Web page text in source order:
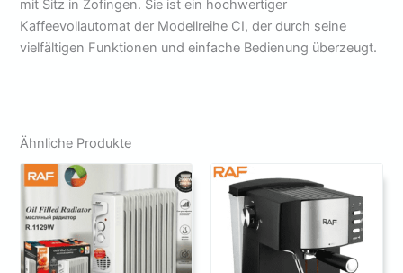
mit Sitz in Zofingen. Sie ist ein hochwertiger
Kaffeevollautomat der Modellreihe CI, der durch seine
vielfältigen Funktionen und einfache Bedienung überzeugt.
Ähnliche Produkte